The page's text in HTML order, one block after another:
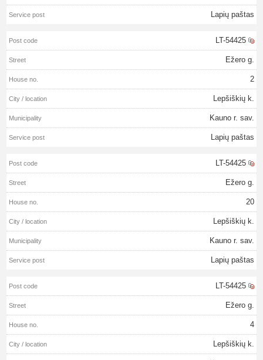
Lapių paštas
LT-54425
Ežero g.
2
Lepšiškių k.
Kauno r. sav.
Lapių paštas
LT-54425
Ežero g.
20
Lepšiškių k.
Kauno r. sav.
Lapių paštas
LT-54425
Ežero g.
4
Lepšiškių k.